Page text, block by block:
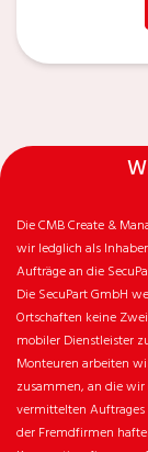
Die CMB Create &
wir ledglich als
Aufträge an die
Die SecuPart GmbH
Ortschaften keine
mobiler Dienstleister
Monteuren arbeiten
zusammen, an die
vermittelten
der Fremdfirmen